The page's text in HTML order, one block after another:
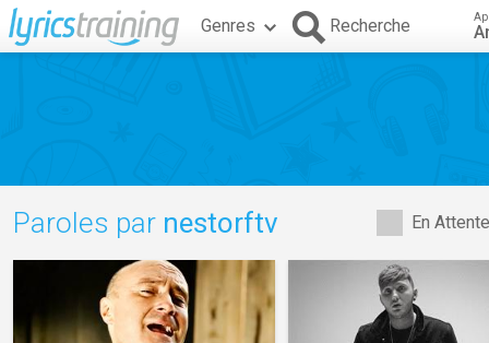
Genres Recherche
En
Paroles par nestorftv